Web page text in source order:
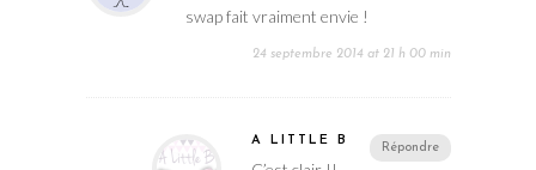
swap fait vraiment envie !
24 septembre 2014 at 21 h 00 min
Répondre
A LITTLE B